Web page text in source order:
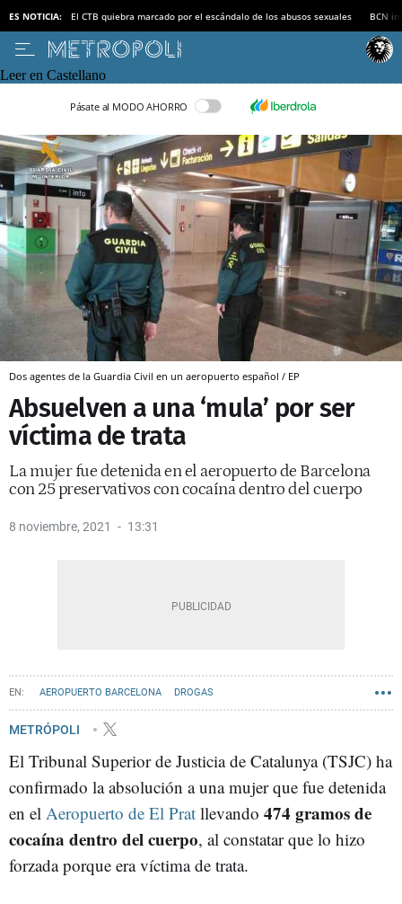
ES NOTICIA: El CTB quiebra marcado por el escándalo de los abusos sexuales BCN
Leer en Castellano
Pásate al MODO AHORRO
Dos agentes de la Guardia Civil en un aeropuerto español / EP
Absuelven a una ‘mula’ por ser
víctima de trata
La mujer fue detenida en el aeropuerto de Barcelona
con 25 preservativos con cocaína dentro del cuerpo
8 noviembre, 2021 13:31
AEROPUERTO BARCELONA DROGAS
METRÓPOLI
El Tribunal Superior de Justicia de Catalunya (TSJC) ha
confirmado la absolución a una mujer que fue detenida
en el Aeropuerto de El Prat llevando 474 gramos de
cocaína dentro del cuerpo, al constatar que lo hizo
forzada porque era víctima de trata.